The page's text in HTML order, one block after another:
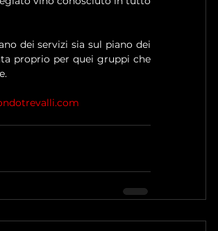
dei servizi sia sul piano dei
proprio per quei gruppi che